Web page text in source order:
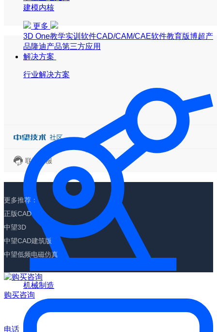
建模内核
更多
3D One教学实训软件CAD/CAM/CAE软件教育版博超产
品隆迪产品第三方应用
解决方案
行业解决方案
机械制造
联系客服
更多推荐：
正版CAD
中望3D
中望CAD建筑版
中望低频电磁仿真
购买咨询
电话